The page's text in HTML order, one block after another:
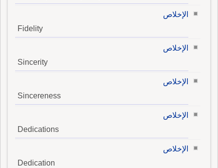
الإخلاص
Fidelity
الإخلاص
Sincerity
الإخلاص
Sincereness
الإخلاص
Dedications
الإخلاص
Dedication